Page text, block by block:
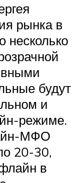
рынка в
несколько
будут
и
режиме.
МФО
20-30,
в